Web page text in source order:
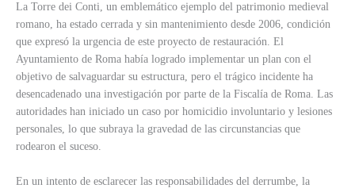
La Torre dei Conti, un emblemático ejemplo del patrimonio medieval
romano, ha estado cerrada y sin mantenimiento desde 2006, condición
que expresó la urgencia de este proyecto de restauración. El
Ayuntamiento de Roma había logrado implementar un plan con el
objetivo de salvaguardar su estructura, pero el trágico incidente ha
desencadenado una investigación por parte de la Fiscalía de Roma. Las
autoridades han iniciado un caso por homicidio involuntario y lesiones
personales, lo que subraya la gravedad de las circunstancias que
rodearon el suceso.
En un intento de esclarecer las responsabilidades del derrumbe, la